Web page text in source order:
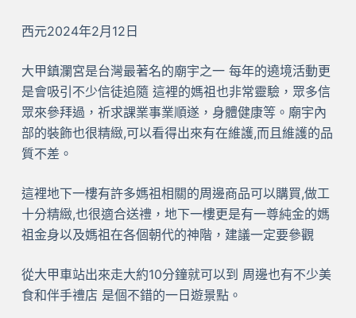
西元2024年2月12日
大甲鎮瀾宮是台灣最著名的廟宇之一 每年的遶境活動更
是會吸引不少信徒追隨 這裡的媽祖也非常靈驗，眾多信
眾來參拜過，祈求課業事業順遂，身體健康等。廟宇內
部的裝飾也很精緻,可以看得出來有在維護,而且維護的品
質不差。
這裡地下一樓有許多媽祖相關的周邊商品可以購買,做工
十分精緻,也很適合送禮，地下一樓更是有一尊純金的媽
祖金身以及媽祖在各個朝代的神階，建議一定要參觀
從大甲車站出來走大約10分鐘就可以到 周邊也有不少美
食和伴手禮店 是個不錯的一日遊景點。